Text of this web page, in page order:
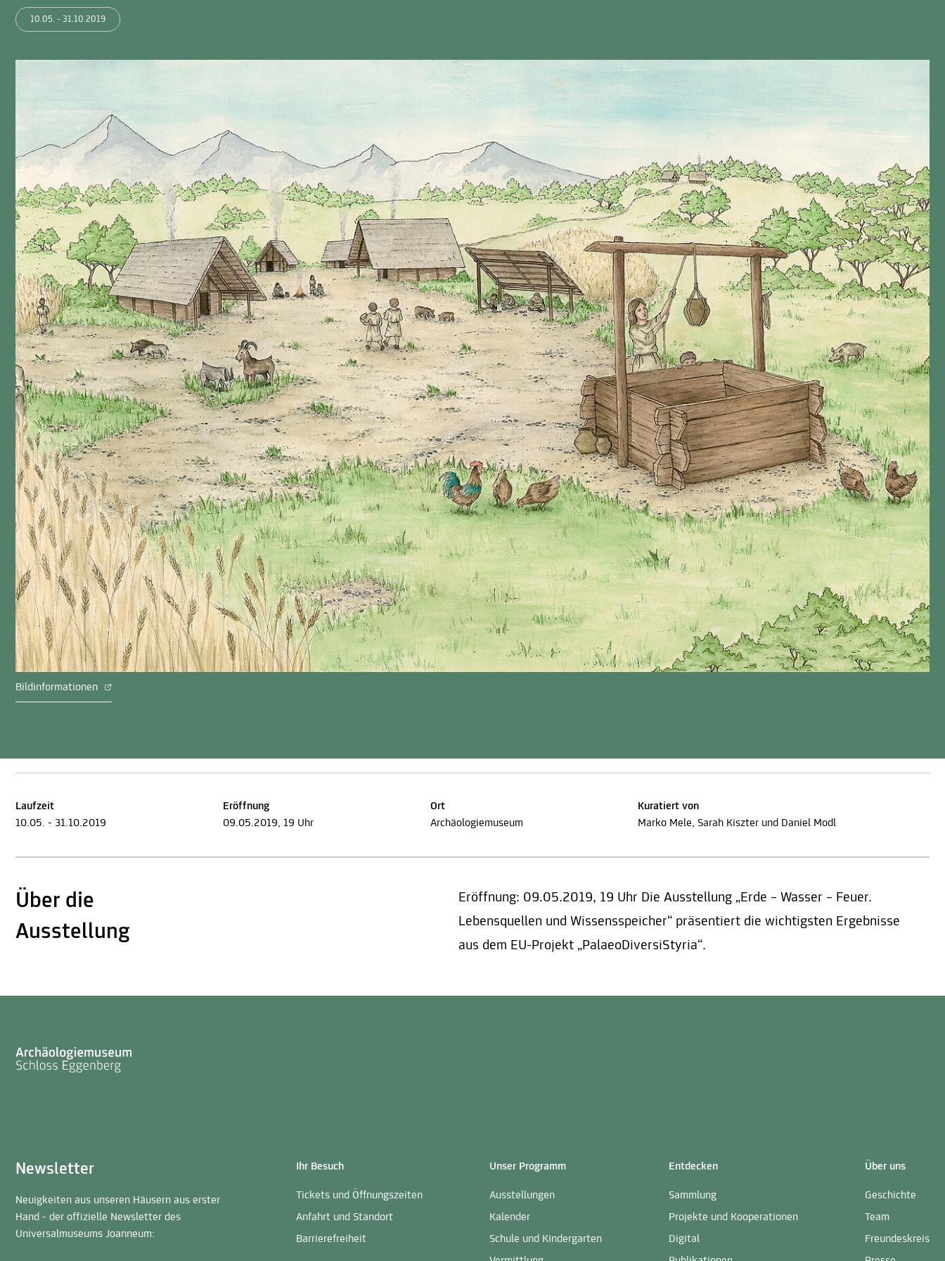
10.05. - 31.10.2019
Bildinformationen
Laufzeit
10.05. - 31.10.2019
Eröffnung
09.05.2019, 19 Uhr
Ort
Archäologiemuseum
Kuratiert von
Marko Mele, Sarah Kiszter und Daniel Modl
Über die
Ausstellung
Eröffnung: 09.05.2019, 19 Uhr Die Ausstellung „Erde – Wasser – Feuer.
Lebensquellen und Wissensspeicher“ präsentiert die wichtigsten Ergebnisse
aus dem EU-Projekt „PalaeoDiversiStyria“.
Newsletter
Neuigkeiten aus unseren Häusern aus erster
Hand - der offizielle Newsletter des
Universalmuseums Joanneum:
Ihr Besuch
Tickets und Öffnungszeiten
Anfahrt und Standort
Barrierefreiheit
Unser Programm
Ausstellungen
Kalender
Schule und Kindergarten
Entdecken
Sammlung
Projekte und Kooperationen
Digital
Über uns
Geschichte
Team
Freundeskreis